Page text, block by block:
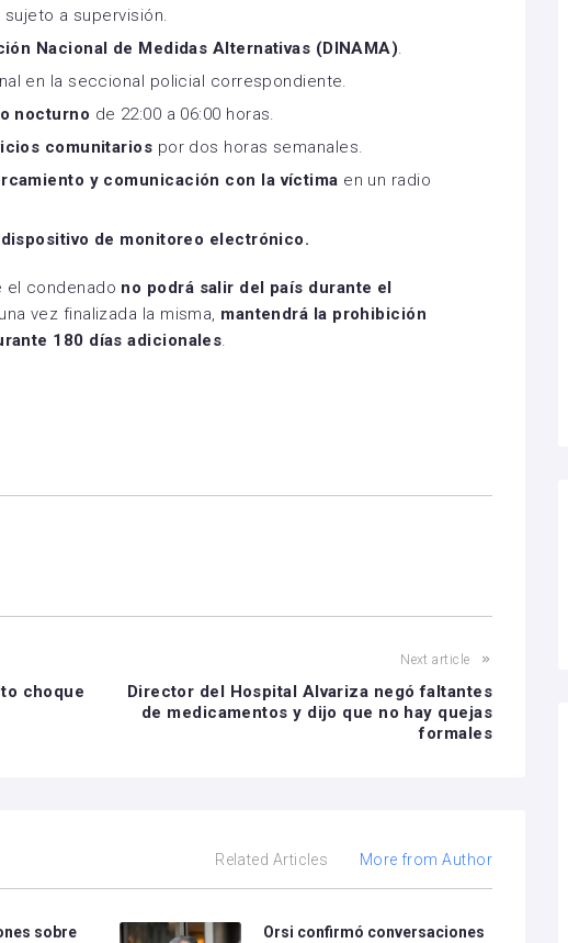
a supervisión.
Nacional de Medidas Alternativas (DINAMA).
en la seccional policial correspondiente.
nocturno de 22:00 a 06:00 horas.
comunitarios por dos horas semanales.
y comunicación con la víctima en un radio
de monitoreo electrónico.
el condenado no podrá salir del país durante el
vez finalizada la misma, mantendrá la prohibición
180 días adicionales.
choque
Next article
Director del Hospital Alvariza negó faltantes
de medicamentos y dijo que no hay quejas
formales
Related Articles More from Author
sobre
Orsi confirmó conversaciones